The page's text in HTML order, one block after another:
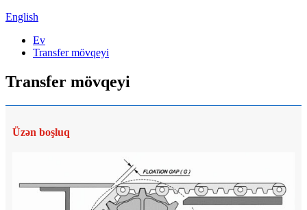
English
Ev
Transfer mövqeyi
Transfer mövqeyi
Üzən boşluq